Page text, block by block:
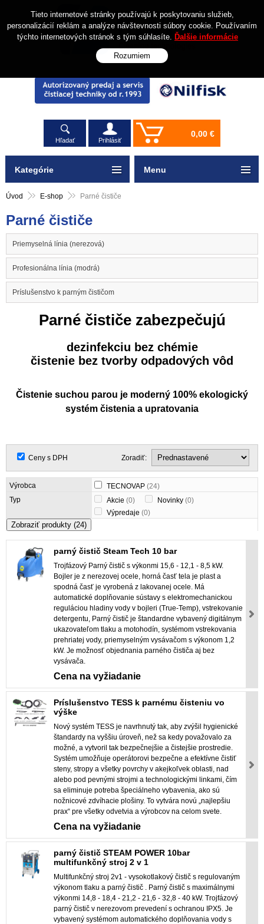
Hľadať Prihlásiť
0,00 €
Úvod E-shop Parné čističe
Parné čističe
Priemyselná línia (nerezová)
Profesionálna línia (modrá)
Príslušenstvo k parným čističom
Parné čističe zabezpečujú
dezinfekciu bez chémie
čistenie bez tvorby odpadových vôd
Čistenie suchou parou je moderný 100% ekologický
systém čistenia a upratovania
Ceny s DPH Zoradiť:
Výrobca TECNOVAP (24)
Typ
Akcie (0) Novinky (0)
Výpredaje (0)
Zobraziť produkty (24)
parný čistič Steam Tech 10 bar
Trojfázový Parný čistič s výkonmi 15,6 - 12,1 - 8,5 kW.
Bojler je z nerezovej ocele, horná časť tela je plast a
spodná časť je vyrobená z lakovanej ocele. Má
automatické doplňovanie sústavy s elektromechanickou
reguláciou hladiny vody v bojleri (True-Temp), vstrekovanie
detergentu, Parný čistič je štandardne vybavený digitálnym
ukazovateľom tlaku a motohodín, systémom vstrekovania
prehriatej vody, priemyselným vysávačom s výkonom 1,2
kW. Je možnosť objednania parného čističa aj bez
vysávača.
Cena na vyžiadanie
Príslušenstvo TESS k parnému čisteniu vo
výške
Nový systém TESS je navrhnutý tak, aby zvýšil hygienické
štandardy na vyššiu úroveň, než sa kedy považovalo za
možné, a vytvoril tak bezpečnejšie a čistejšie prostredie.
Systém umožňuje operátorovi bezpečne a efektívne čistiť
steny, stropy a všetky povrchy v akejkoľvek oblasti, nad
alebo pod pevnými strojmi a technologickými linkami, čím
sa eliminuje potreba špeciálneho vybavenia, ako sú
nožnicové zdvíhacie plošiny. To vytvára novú „najlepšiu
prax“ pre všetky odvetvia a výrobcov na celom svete.
Cena na vyžiadanie
parný čistič STEAM POWER 10bar
multifunkčný stroj 2 v 1
Multifunkčný stroj 2v1 - vysokotlakový čistič s regulovaným
výkonom tlaku a parný čistič . Parný čistič s maximálnymi
výkonmi 14,8 - 18,4 - 21,2 - 21,6 - 32,8 - 40 kW. Trojfázový
parný čistič v nerezovom prevedení s ochranou IPX5. Je
vybavený systémom automatického doplňovania vody s
Kategórie Menu
Tieto internetové stránky používajú k poskytovaniu služieb,
personalizácií reklám a analýze návštevnosti súbory cookie. Používaním
týchto internetových stránok s tým súhlasíte. Ďalšie informácie
Rozumiem